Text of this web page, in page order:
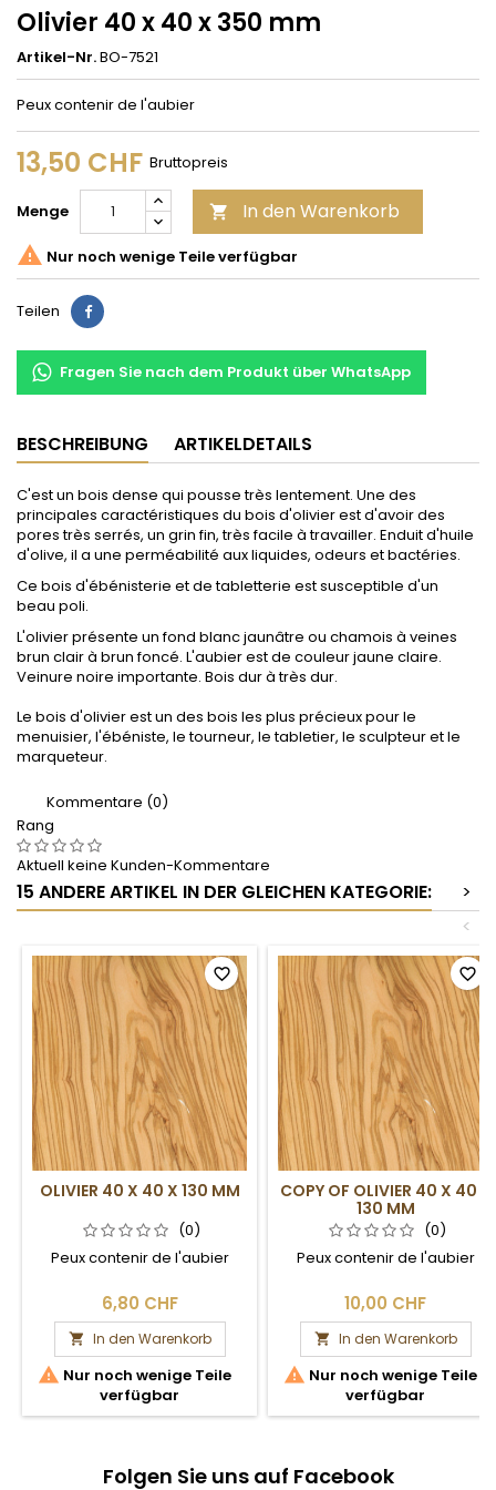
Olivier 40 x 40 x 350 mm
Artikel-Nr.BO-7521
Peux contenir de l'aubier
13,50 CHF Bruttopreis
Menge  In den Warenkorb
 Nur noch wenige Teile verfügbar
Teilen Teilen
Fragen Sie nach dem Produkt über WhatsApp
BESCHREIBUNG ARTIKELDETAILS
C'est un bois dense qui pousse très lentement. Une des
principales caractéristiques du bois d'olivier est d'avoir des
pores très serrés, un grin fin, très facile à travailler. Enduit d'huile
d'olive, il a une perméabilité aux liquides, odeurs et bactéries.
Ce bois d'ébénisterie et de tabletterie est susceptible d'un
beau poli.
L'olivier présente un fond blanc jaunâtre ou chamois à veines
brun clair à brun foncé. L'aubier est de couleur jaune claire.
Veinure noire importante. Bois dur à très dur.
Le bois d'olivier est un des bois les plus précieux pour le
menuisier, l'ébéniste, le tourneur, le tabletier, le sculpteur et le
marqueteur.
Kommentare (0)
Rang
Aktuell keine Kunden-Kommentare
15 ANDERE ARTIKEL IN DER GLEICHEN KATEGORIE:
>
<
OLIVIER 40 X 40 X 130 MM
(0)
Peux contenir de l'aubier
6,80 CHF
 In den Warenkorb
 Nur noch wenige Teile
verfügbar
favorite_border
COPY OF OLIVIER 40 X 40 X
130 MM
(0)
Peux contenir de l'aubier
10,00 CHF
 In den Warenkorb
 Nur noch wenige Teile
verfügbar
favorite_border
Folgen Sie uns auf Facebook